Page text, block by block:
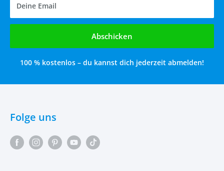
Deine Email
Abschicken
100 % kostenlos – du kannst dich jederzeit abmelden!
Folge uns